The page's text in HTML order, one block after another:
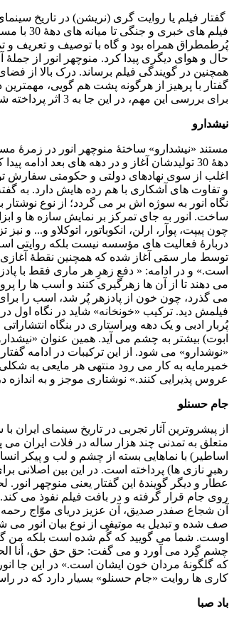
فیلم
پُرطمطراق همراه بود و گاه با توصیف و تعریف و
حال و هوای دیگری پیدا کرد. منوچهر انور از
همچنین در گویندگی فیلم برساند. درک بالا از
گفتار با پرهیز از هرگونه پشت هم گویی،
برای بررسی این مهم، در این جا به 3 اثر پرداخته شده تا معرفی باشد بر توانایی ها و جریان سازی این هنرمند معاصر در تولیدات سینمای مستند ایران.
نیشدارو
مستند «نیشدارو» ساختۀ منوچهر انور در زمرۀ
دهۀ 30 تولیدشان آغاز و در دهه های بعد
اغلب از سوی نهادهای دولتی و حکومتی سفارش
و تفاوت های آشکاری با هم رده هایش دارد. به
نگاه انور به سوژه اش بر می گردد؛ از نوع
ساخت. انور به جای تمرکز بر نمایش سازه ها و
چون پیپت، پوآر، ارلن، انکوباتور، اتوکلاو
دربارۀ فعالیت های مؤسسه نیست بلکه روایتی
است.» و در ادامه: « دفع زهرِ هر ماری فقط با
می دهند تا از آن ها زهرگیری کنند و اسب ها را
می گذرد، چون خون از پادزهر پُر شد، اسب را
فیلمش دید. ترکیب «خونخانه» شاید در نگاه اول
پُربار ادبی و یک دهه ویراستاری در بنگاه
ابوت) بیشتر به چشم می آید. همین عنوان
«نوشدارو» می شود. از این ترکیبات در ادامه
خمیرمایه به کار می رود منتهی هر مایعی به شکلی
عروس پذیرایی کنند.» نوشتاری موجز و به
جام حسنلو
از پیشروترین آثار تجربی در تاریخ سینمای
متعلق به تمدنی چند هزار ساله در فلات ایران
اساطیر) با نماهایی بسته از چشم و لب و پیکر
رهبر نازی ها) پرداخته است. در این بین اصلانی
عطاّر و دیگر گویندۀ این گفتار یعنی منوچهر
روی جام قرار گرفته و در بافت فیلم نفوذ می
آن شجاع صفدر صدیق، آن عزیز دریای موّاج رحمه
صف شده و تبدیل به موتیفی از نوع بیان انور
اوست. شما می گویید که گُم شده است بلکه من
چشم گِرد می آورد و می گفت: حق حق حق، أنا
که گلگونۀ مردان خون ایشان است.» در این جا
کاری ها روایت «جام حسنلو» بسیار دارد که در
باد صبا